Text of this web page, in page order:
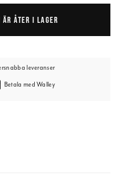
ÅTER I LAGER
leveranser
Betala med Walley